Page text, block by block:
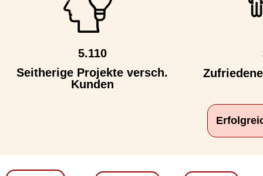
5.110
Seitherige Projekte versch.
Kunden